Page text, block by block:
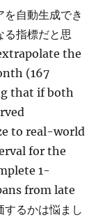
自動生成でき
る指標だと思
the
(167
that if both
to real-world
for the
1-
from late
るかは悩まし